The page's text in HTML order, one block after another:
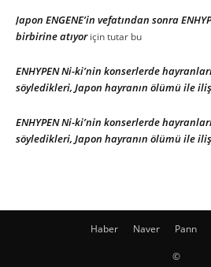
Japon ENGENE’in vefatından sonra
birbirine atıyoriçintutar bu
ENHYPEN Ni-ki’nin konserlerde
söyledikleri, Japon hayranın ölümü ile
ENHYPEN Ni-ki’nin konserlerde
söyledikleri, Japon hayranın ölümü ile
Haber Naver Pann
©